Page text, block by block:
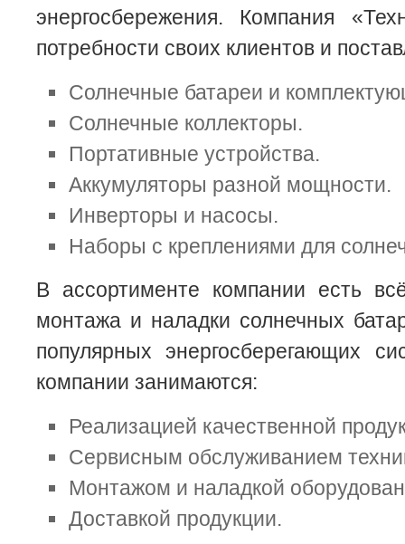
энергосбережения. Компания
потребности своих клиентов и
Солнечные батареи и
Солнечные коллекторы.
Портативные устройства.
Аккумуляторы разной мощности.
Инверторы и насосы.
Наборы с креплениями для
В ассортименте компании есть
монтажа и наладки солнечных
популярных энергосберегающих
компании занимаются:
Реализацией качественной
Сервисным обслуживанием
Монтажом и наладкой
Доставкой продукции.